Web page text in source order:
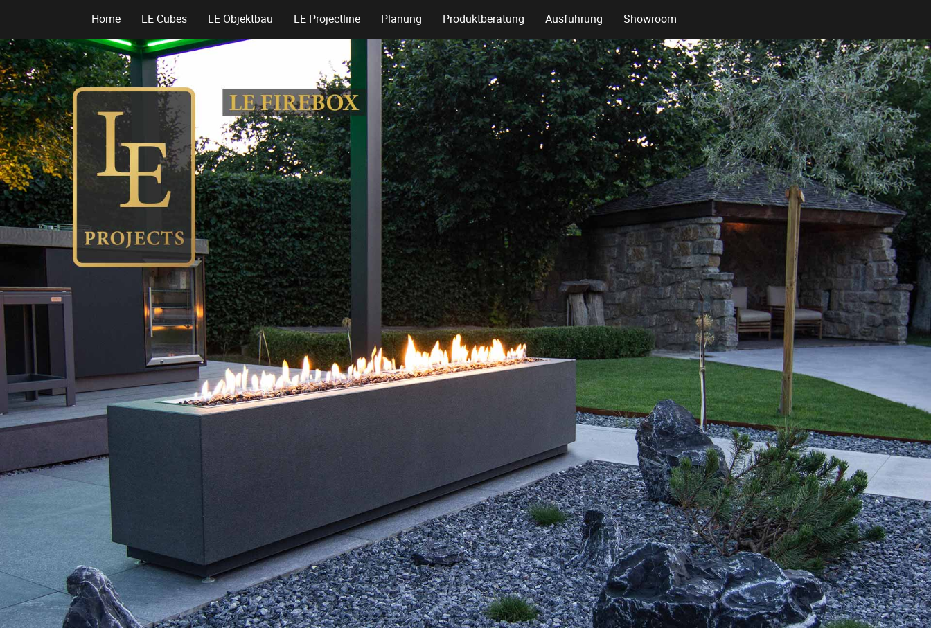
Home LE Cubes LE Objektbau LE Projectline Planung Produktberatung Ausführung Showroom